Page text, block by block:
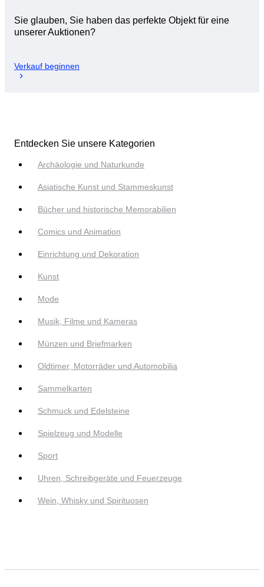
Sie glauben, Sie haben das perfekte Objekt für eine
unserer Auktionen?
Verkauf beginnen
Entdecken Sie unsere Kategorien
Archäologie und Naturkunde
Asiatische Kunst und Stammeskunst
Bücher und historische Memorabilien
Comics und Animation
Einrichtung und Dekoration
Kunst
Mode
Musik, Filme und Kameras
Münzen und Briefmarken
Oldtimer, Motorräder und Automobilia
Sammelkarten
Schmuck und Edelsteine
Spielzeug und Modelle
Sport
Uhren, Schreibgeräte und Feuerzeuge
Wein, Whisky und Spirituosen